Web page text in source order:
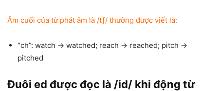
Âm cuối của từ phát âm là /tʃ/ thường được viết là:
“ch”: watch → watched; reach → reached; pitch →
pitched
Đuôi ed được đọc là /id/ khi động từ